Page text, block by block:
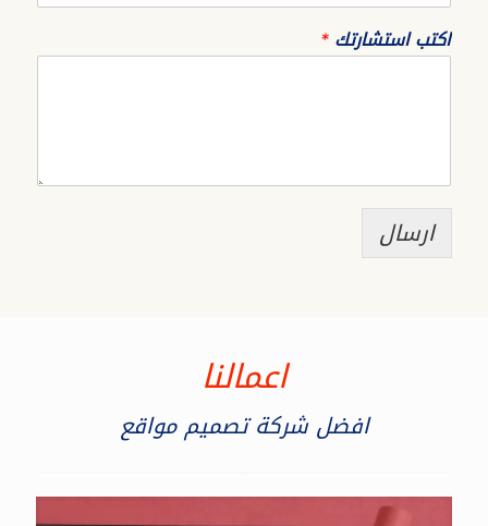
اكتب استشارتك*
ارسال
اعمالنا
افضل شركة تصميم مواقع